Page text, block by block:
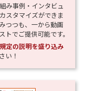
み事例・インタビュ
スタマイズができま
つつも、一から動画
トでご提供可能です。
定の説明を盛り込み
い！